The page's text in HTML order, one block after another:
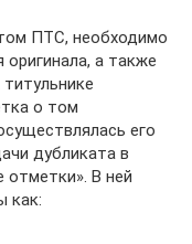
ПТС, необходимо
оригинала, а также
о том
его
дубликата в
отметки». В ней
как: